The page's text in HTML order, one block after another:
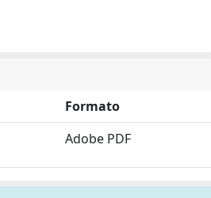
Formato
Adobe PDF